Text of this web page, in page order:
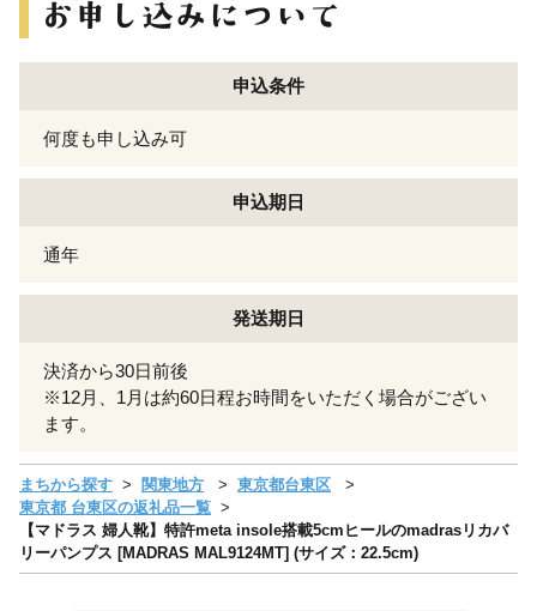
申込条件
何度も申し込み可
申込期日
通年
発送期日
決済から30日前後
※12月、1月は約60日程お時間をいただく場合がござい
ます。
まちから探す 関東地方
東京都台東区
東京都 台東区の返礼品一覧
【マドラス 婦人靴】特許meta insole搭載5cmヒールのmadrasリカバ
リーパンプス [MADRAS MAL9124MT] (サイズ：22.5cm)